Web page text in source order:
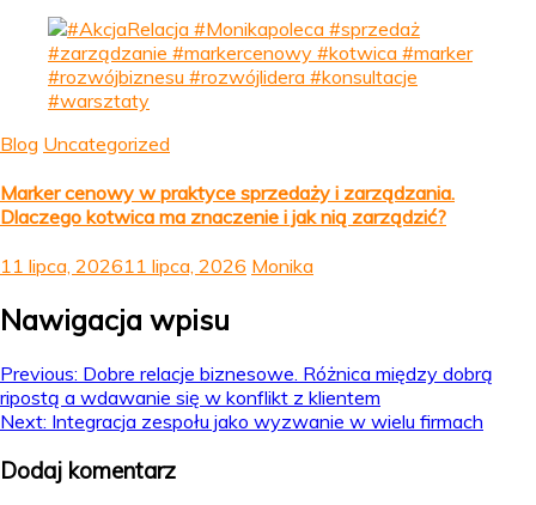
Blog Uncategorized
Marker cenowy w praktyce sprzedaży i zarządzania.
Dlaczego kotwica ma znaczenie i jak nią zarządzić?
11 lipca, 202611 lipca, 2026 Monika
Nawigacja wpisu
Previous: Dobre relacje biznesowe. Różnica między dobrą
ripostą a wdawanie się w konflikt z klientem
Next: Integracja zespołu jako wyzwanie w wielu firmach
Dodaj komentarz